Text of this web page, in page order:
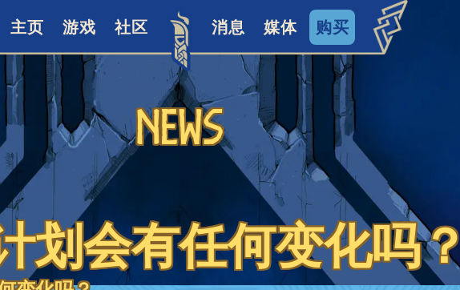
主页 游戏 社区 消息 媒体 购买
News
划会有任何变化吗？